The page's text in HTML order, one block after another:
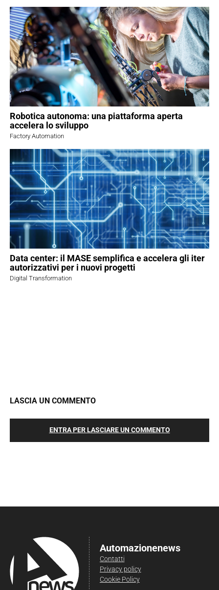
Robotica autonoma: una piattaforma aperta
accelera lo sviluppo
Factory Automation
Data center: il MASE semplifica e accelera gli iter
autorizzativi per i nuovi progetti
Digital Transformation
LASCIA UN COMMENTO
ENTRA PER LASCIARE UN COMMENTO
Automazionenews
Contatti
Privacy policy
Cookie Policy